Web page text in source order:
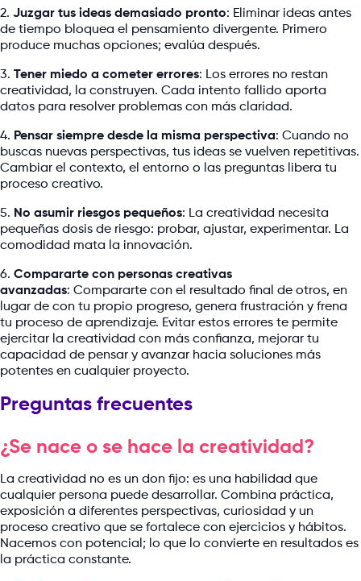
2. Juzgar tus ideas demasiado pronto: Eliminar ideas antes
de tiempo bloquea el pensamiento divergente. Primero
produce muchas opciones; evalúa después.
3. Tener miedo a cometer errores: Los errores no restan
creatividad, la construyen. Cada intento fallido aporta
datos para resolver problemas con más claridad.
4. Pensar siempre desde la misma perspectiva: Cuando no
buscas nuevas perspectivas, tus ideas se vuelven repetitivas.
Cambiar el contexto, el entorno o las preguntas libera tu
proceso creativo.
5. No asumir riesgos pequeños: La creatividad necesita
pequeñas dosis de riesgo: probar, ajustar, experimentar. La
comodidad mata la innovación.
6. Compararte con personas creativas
avanzadas: Compararte con el resultado final de otros, en
lugar de con tu propio progreso, genera frustración y frena
tu proceso de aprendizaje. Evitar estos errores te permite
ejercitar la creatividad con más confianza, mejorar tu
capacidad de pensar y avanzar hacia soluciones más
potentes en cualquier proyecto.
Preguntas frecuentes
¿Se nace o se hace la creatividad?
La creatividad no es un don fijo: es una habilidad que
cualquier persona puede desarrollar. Combina práctica,
exposición a diferentes perspectivas, curiosidad y un
proceso creativo que se fortalece con ejercicios y hábitos.
Nacemos con potencial; lo que lo convierte en resultados es
la práctica constante.